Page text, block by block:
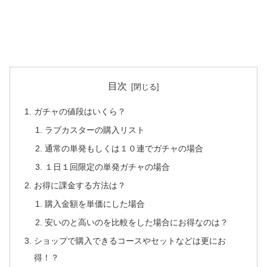
目次
ガチャの値段はいくら？
ラブカスターの購入リスト
通常の単発もしくは１０連でガチャの場合
１日１回限定の単発ガチャの場合
お得に課金する方法は？
購入金額を単価にした場合
安いのと高いのを比較をした場合にお得なのは？
ショップで購入できるコースやセットなどは更にお
得！？